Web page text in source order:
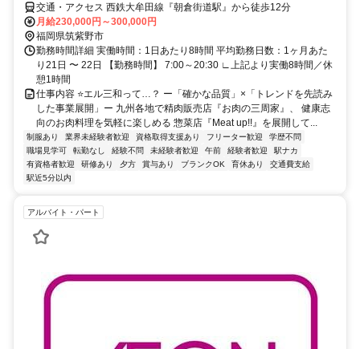
交通・アクセス 西鉄大牟田線『朝倉街道駅』から徒歩12分
月給230,000円～300,000円
福岡県筑紫野市
勤務時間詳細 実働時間：1日あたり8時間 平均勤務日数：1ヶ月あた
り21日 〜 22日 【勤務時間】 7:00～20:30 ∟上記より実働8時間／休
憩1時間
仕事内容 ⭐エル三和って…？ ー「確かな品質」×「トレンドを先読み
した事業展開」ー 九州各地で精肉販売店『お肉の三周家』、 健康志
向のお肉料理を気軽に楽しめる 惣菜店『Meat up!!』を展開して...
制服あり 業界未経験者歓迎 資格取得支援あり フリーター歓迎
学歴不問
職場見学可
転勤なし 経験不問 未経験者歓迎 午前 経験者歓迎
駅ナカ
有資格者歓迎
研修あり 夕方 賞与あり ブランクOK 育休あり
交通費支給
駅近5分以内
アルバイト・パート